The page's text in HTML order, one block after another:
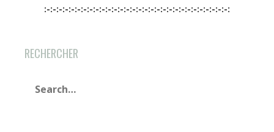
:-:-:-:-:-:-:-:-:-:-:-:-:-:-:-:-:-:-:-:-:-:-:-:-:-:-:-:-:-:-:
RECHERCHER